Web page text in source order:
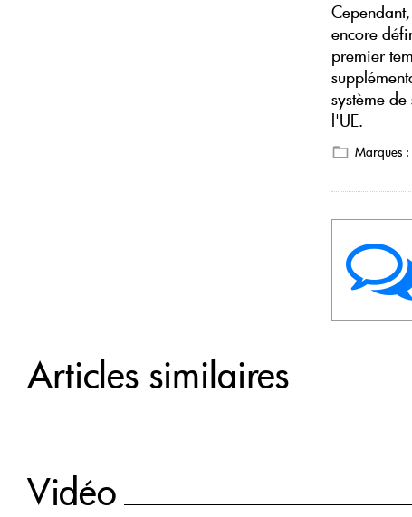
encore
premier
système
l'UE.
Marques :
Articles similaires
Vidéo